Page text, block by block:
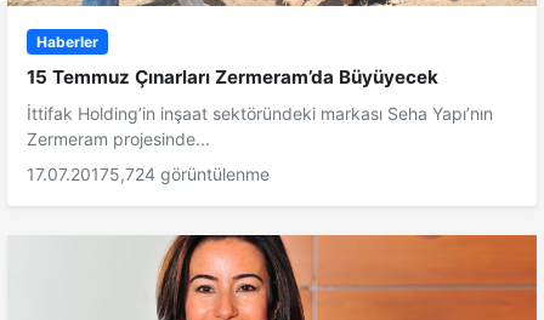
Haberler
15 Temmuz Çınarları Zermeram’da Büyüyecek
İttifak Holding’in inşaat sektöründeki markası Seha Yapı’nın
Zermeram projesinde...
17.07.20175,724 görüntülenme